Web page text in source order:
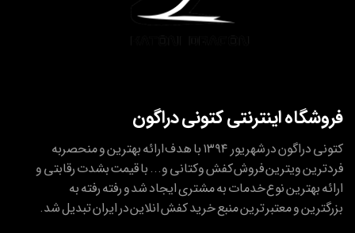
فروشگاه اینترنتی کتونی دراگون
کتونی دراگون در شهریور ۱۳۹۴ با هدف ارائه بهترین و منحصربه
فردترین ویترین فروش کفش وکتانی و... با قیمت بشدت رقابتی و
ارائه بهترین نوع خدمات به مشتری ایجاد شد و رفته رفته به
بزرگترین و معتبر ترین منبع خرید کفش انلاین در ایران تبدیل شد.